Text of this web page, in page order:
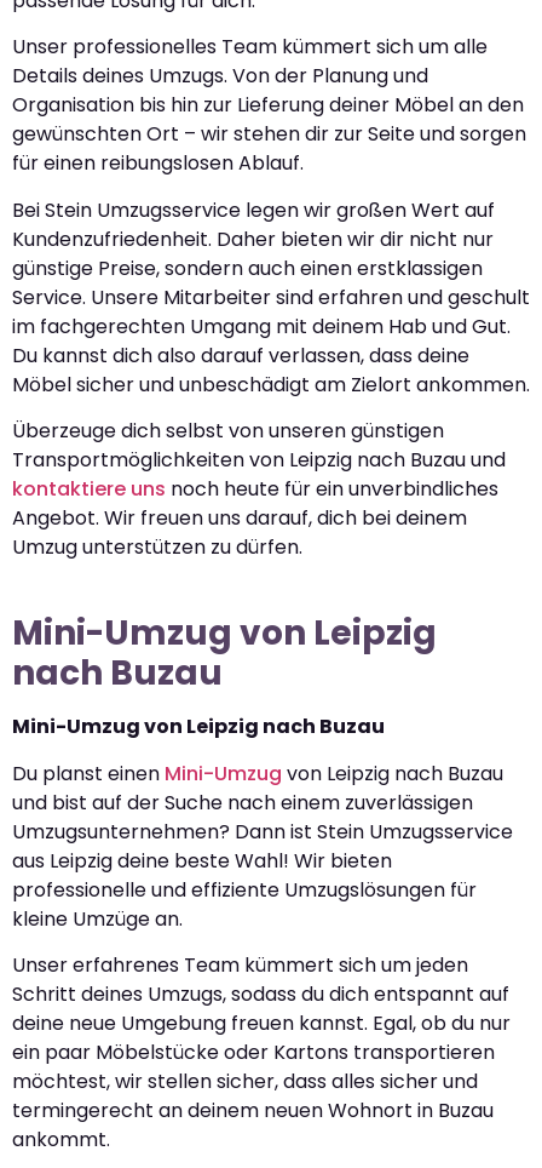
Unser professionelles Team kümmert sich um alle
Details deines Umzugs. Von der Planung und
Organisation bis hin zur Lieferung deiner Möbel an den
gewünschten Ort – wir stehen dir zur Seite und sorgen
für einen reibungslosen Ablauf.
Bei Stein Umzugsservice legen wir großen Wert auf
Kundenzufriedenheit. Daher bieten wir dir nicht nur
günstige Preise, sondern auch einen erstklassigen
Service. Unsere Mitarbeiter sind erfahren und geschult
im fachgerechten Umgang mit deinem Hab und Gut.
Du kannst dich also darauf verlassen, dass deine
Möbel sicher und unbeschädigt am Zielort ankommen.
Überzeuge dich selbst von unseren günstigen
Transportmöglichkeiten von Leipzig nach Buzau und
kontaktiere uns noch heute für ein unverbindliches
Angebot. Wir freuen uns darauf, dich bei deinem
Umzug unterstützen zu dürfen.
Mini-Umzug von Leipzig
nach Buzau
Mini-Umzug von Leipzig nach Buzau
Du planst einen Mini-Umzug von Leipzig nach Buzau
und bist auf der Suche nach einem zuverlässigen
Umzugsunternehmen? Dann ist Stein Umzugsservice
aus Leipzig deine beste Wahl! Wir bieten
professionelle und effiziente Umzugslösungen für
kleine Umzüge an.
Unser erfahrenes Team kümmert sich um jeden
Schritt deines Umzugs, sodass du dich entspannt auf
deine neue Umgebung freuen kannst. Egal, ob du nur
ein paar Möbelstücke oder Kartons transportieren
möchtest, wir stellen sicher, dass alles sicher und
termingerecht an deinem neuen Wohnort in Buzau
ankommt.